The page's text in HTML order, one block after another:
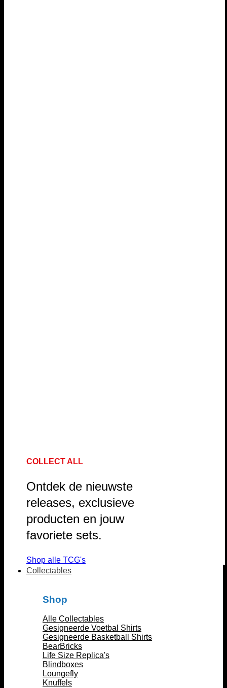
COLLECT ALL
Ontdek de nieuwste
releases, exclusieve
producten en jouw
favoriete sets.
Shop alle TCG's
Collectables
Shop
Alle Collectables
Gesigneerde Voetbal Shirts
Gesigneerde Basketball Shirts
BearBricks
Life Size Replica's
Blindboxes
Loungefly
Knuffels